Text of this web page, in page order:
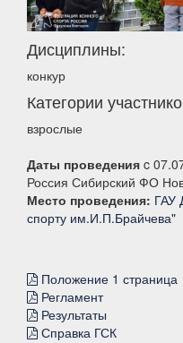
Дисциплины:
конкур
Категории
взрослые
Даты проведения c
Россия Сибирский ФО
Место проведения: ГАУ
спорту им.И.П.Брайчева"
Положение 1 страница
Регламент
Результаты
Справка ГСК